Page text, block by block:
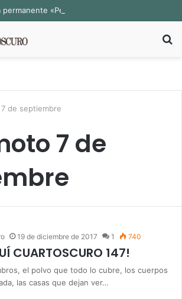
de septiembre
7 de
19 de diciembre de 2017 1 740
CUARTOSCURO 147!
el polvo que todo lo cubre, los cuerpos
las casas que dejan ver…